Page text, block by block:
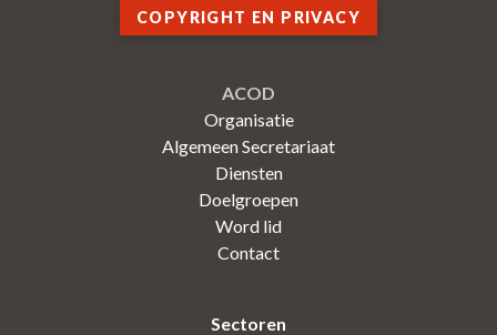
COPYRIGHT EN PRIVACY
ACOD
Organisatie
Algemeen Secretariaat
Diensten
Doelgroepen
Word lid
Contact
Sectoren